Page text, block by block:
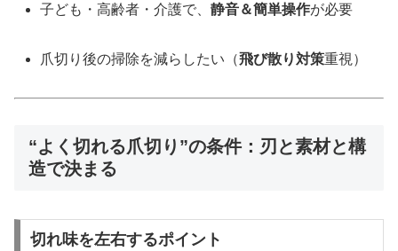
子ども・高齢者・介護で、静音＆簡単操作が必要
爪切り後の掃除を減らしたい（飛び散り対策重視）
“よく切れる爪切り”の条件：刃と素材と構
造で決まる
切れ味を左右するポイント